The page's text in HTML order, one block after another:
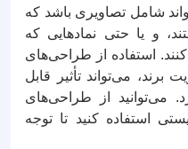
شامل تصاویری باشد که
و یا حتی نمادهایی که
استفاده از طراحی‌های
می‌تواند تأثیر قابل
می‌توانید از طراحی‌های
استفاده کنید تا توجه